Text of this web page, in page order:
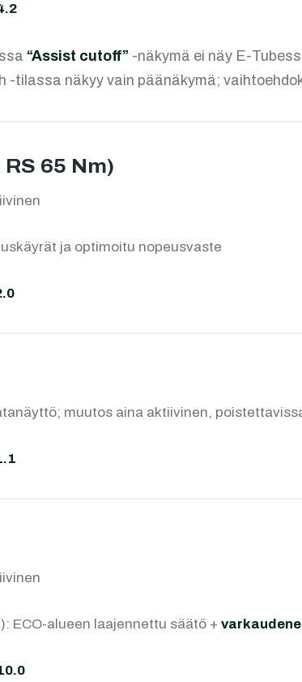
“Assist cutoff” -näkymä ei näy E-
-tilassa näkyy vain päänäkymä;
65 Nm)
ja optimoitu nopeusvaste
muutos aina aktiivinen,
ECO-alueen laajennettu säätö +